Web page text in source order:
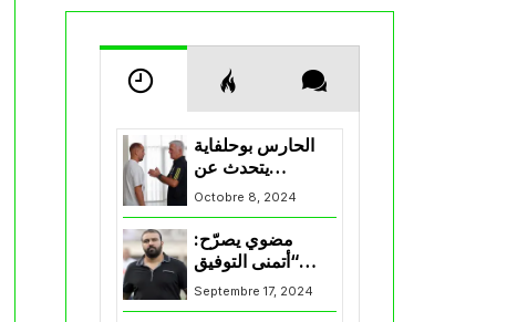
الحارس بوحلفاية
يتحدث عن
طموحاته مع
المنتخب و شباب
قسنطينة
Octobre 8, 2024
مضوي يصرّح:
“أتمنى التوفيق
لممثلي الكرة
الجزائرية في
Septembre 17, 2024